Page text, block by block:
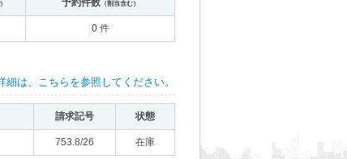
予約件数（割当含む）
0 件
細は、こちらを参照してください。
請求記号 状態
753.8/26 在庫